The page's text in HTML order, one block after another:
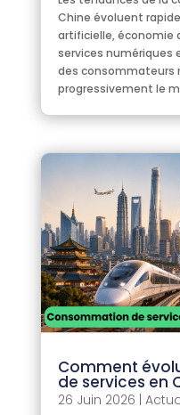
Chine évoluent
artificielle, économie
services
des consommateurs
progressivement le
Comment
de services en
26 Juin 2026 |